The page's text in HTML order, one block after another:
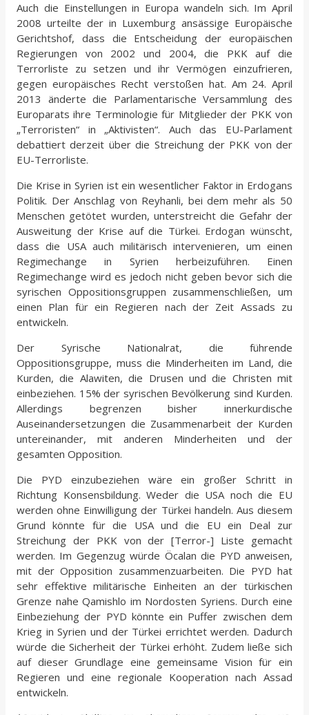
Auch die Einstellungen in Europa wandeln sich. Im April
2008 urteilte der in Luxemburg ansässige Europäische
Gerichtshof, dass die Entscheidung der europäischen
Regierungen von 2002 und 2004, die PKK auf die
Terrorliste zu setzen und ihr Vermögen einzufrieren,
gegen europäisches Recht verstoßen hat. Am 24. April
2013 änderte die Parlamentarische Versammlung des
Europarats ihre Terminologie für Mitglieder der PKK von
„Terroristen“ in „Aktivisten“. Auch das EU-Parlament
debattiert derzeit über die Streichung der PKK von der
EU-Terrorliste.
Die Krise in Syrien ist ein wesentlicher Faktor in Erdogans
Politik. Der Anschlag von Reyhanli, bei dem mehr als 50
Menschen getötet wurden, unterstreicht die Gefahr der
Ausweitung der Krise auf die Türkei. Erdogan wünscht,
dass die USA auch militärisch intervenieren, um einen
Regimechange in Syrien herbeizuführen. Einen
Regimechange wird es jedoch nicht geben bevor sich die
syrischen Oppositionsgruppen zusammenschließen, um
einen Plan für ein Regieren nach der Zeit Assads zu
entwickeln.
Der Syrische Nationalrat, die führende
Oppositionsgruppe, muss die Minderheiten im Land, die
Kurden, die Alawiten, die Drusen und die Christen mit
einbeziehen. 15% der syrischen Bevölkerung sind Kurden.
Allerdings begrenzen bisher innerkurdische
Auseinandersetzungen die Zusammenarbeit der Kurden
untereinander, mit anderen Minderheiten und der
gesamten Opposition.
Die PYD einzubeziehen wäre ein großer Schritt in
Richtung Konsensbildung. Weder die USA noch die EU
werden ohne Einwilligung der Türkei handeln. Aus diesem
Grund könnte für die USA und die EU ein Deal zur
Streichung der PKK von der [Terror-] Liste gemacht
werden. Im Gegenzug würde Öcalan die PYD anweisen,
mit der Opposition zusammenzuarbeiten. Die PYD hat
sehr effektive militärische Einheiten an der türkischen
Grenze nahe Qamishlo im Nordosten Syriens. Durch eine
Einbeziehung der PYD könnte ein Puffer zwischen dem
Krieg in Syrien und der Türkei errichtet werden. Dadurch
würde die Sicherheit der Türkei erhöht. Zudem ließe sich
auf dieser Grundlage eine gemeinsame Vision für ein
Regieren und eine regionale Kooperation nach Assad
entwickeln.